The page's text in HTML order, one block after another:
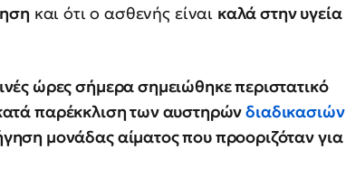
και ότι ο ασθενής είναι καλά στην υγεία
ώρες σήμερα σημειώθηκε περιστατικό
παρέκκλιση των αυστηρώνδιαδικασιών
μονάδας αίματος που προοριζόταν για